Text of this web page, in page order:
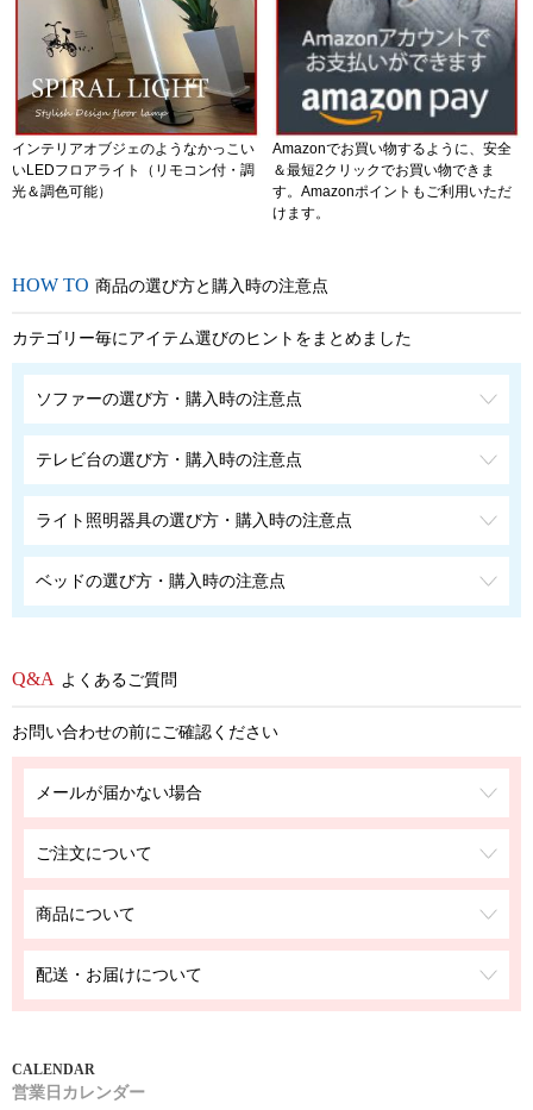
インテリアオブジェのようなかっこい
いLEDフロアライト（リモコン付・調
光＆調色可能）
Amazonでお買い物するように、安全
＆最短2クリックでお買い物できま
す。Amazonポイントもご利用いただ
けます。
商品の選び方と購入時の注意点
カテゴリー毎にアイテム選びのヒントをまとめました
ソファーの選び方・購入時の注意点
テレビ台の選び方・購入時の注意点
ライト照明器具の選び方・購入時の注意点
ベッドの選び方・購入時の注意点
よくあるご質問
お問い合わせの前にご確認ください
メールが届かない場合
ご注文について
商品について
配送・お届けについて
営業日カレンダー